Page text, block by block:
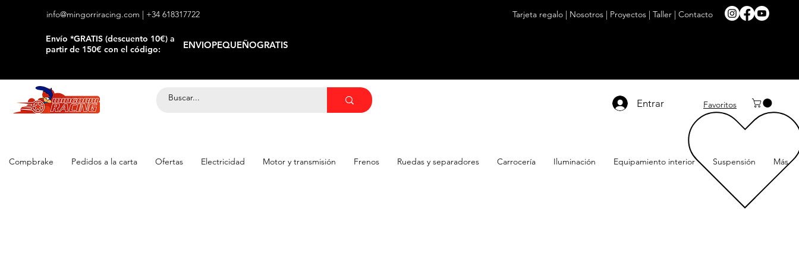
info@mingorriracing.com | +34 618317722
​Envío *GRATIS (descuento 10€) a
partir de 150€ con el código:
ENVIOPEQUEÑOGRATIS
Tarjeta regalo | Nosotros | Proyectos | Taller | Contacto
Entrar Favoritos
Compbrake Pedidos a la carta Ofertas Electricidad Motor y transmisión Frenos Ruedas y separadores Carrocería Iluminación Equipamiento interior Suspensión Más